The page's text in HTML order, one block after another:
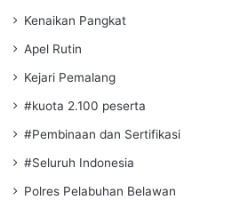
Kenaikan Pangkat
Apel Rutin
Kejari Pemalang
#kuota 2.100 peserta
#Pembinaan dan Sertifikasi
#Seluruh Indonesia
Polres Pelabuhan Belawan